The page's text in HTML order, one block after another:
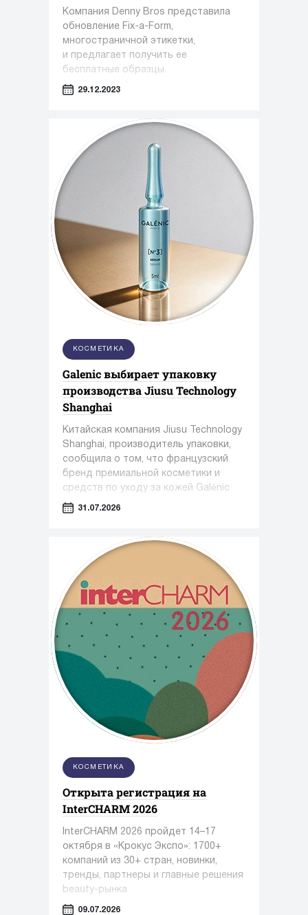
Компания Denny Bros представила
обновление Fix-a-Form,
многостраничной этикетки,
и предлагает получить ее
бесплатные образцы.
29.12.2023
КОСМЕТИКА
Galenic выбирает упаковку
производства Jiusu Technology
Shanghai
Китайская компания Jiusu Technology
Shanghai, производитель упаковки,
сообщила о том, что французский
бренд премиальной косметики и
средств по уходу за кожей Galénic
выбрал высокоточную упаковку для
31.07.2026
КОСМЕТИКА
Открыта регистрация на
InterCHARM 2026
InterCHARM 2026 пройдет 14–17
октября в «Крокус Экспо»: 1700+
компаний из 30+ стран, новинки,
тренды, партнеры и главные решения
beauty-рынка
09.07.2026